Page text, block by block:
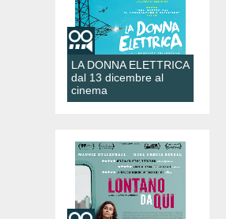
LA DONNA ELETTRICA
dal 13 dicembre al
cinema